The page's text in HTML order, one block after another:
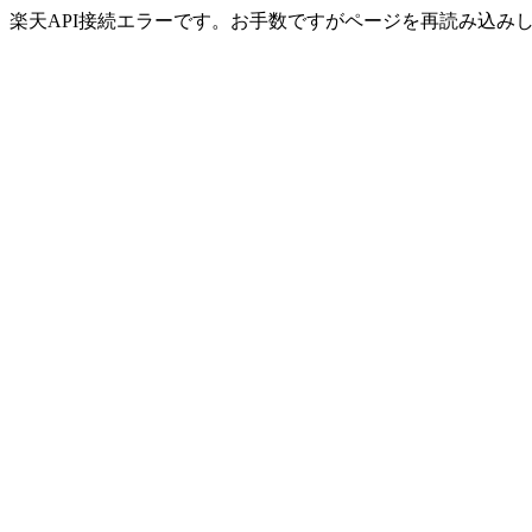
楽天API接続エラーです。お手数ですがページを再読み込みし